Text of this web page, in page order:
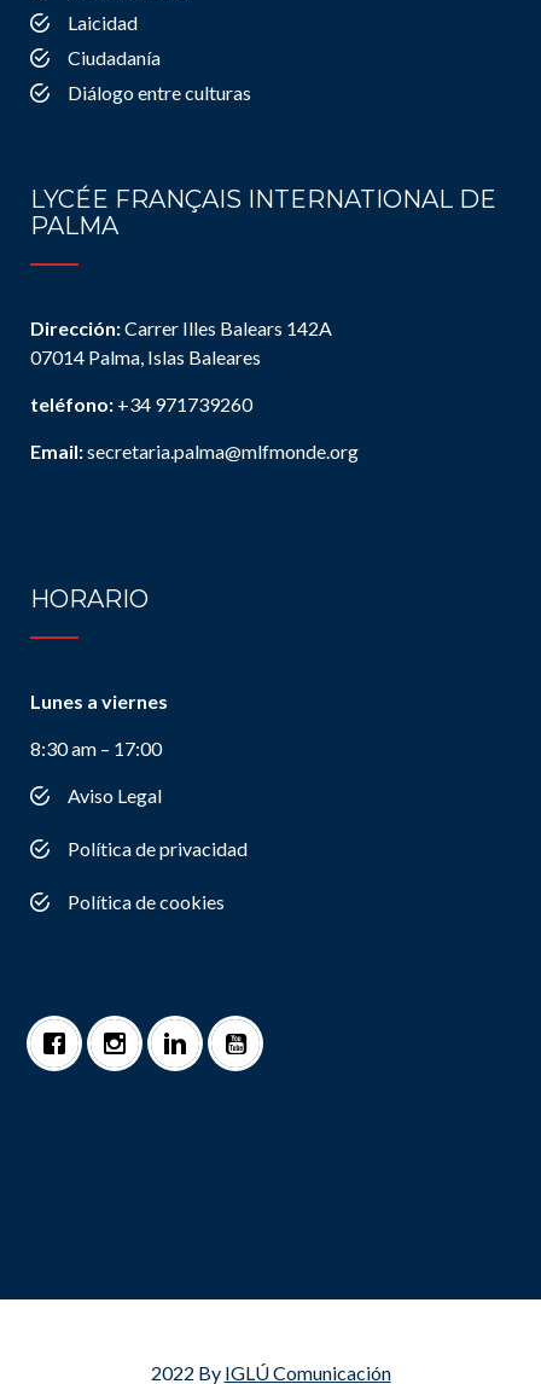
Laicidad
Ciudadanía
Diálogo entre culturas
LYCÉE FRANÇAIS INTERNATIONAL DE
PALMA
Dirección:Carrer Illes Balears 142A
07014 Palma, Islas Baleares
teléfono: +34 971739260
Email:secretaria.palma@mlfmonde.org
HORARIO
Lunes a viernes
8:30 am – 17:00
Aviso Legal
Política de privacidad
Política de cookies
2022 By IGLÚ Comunicación